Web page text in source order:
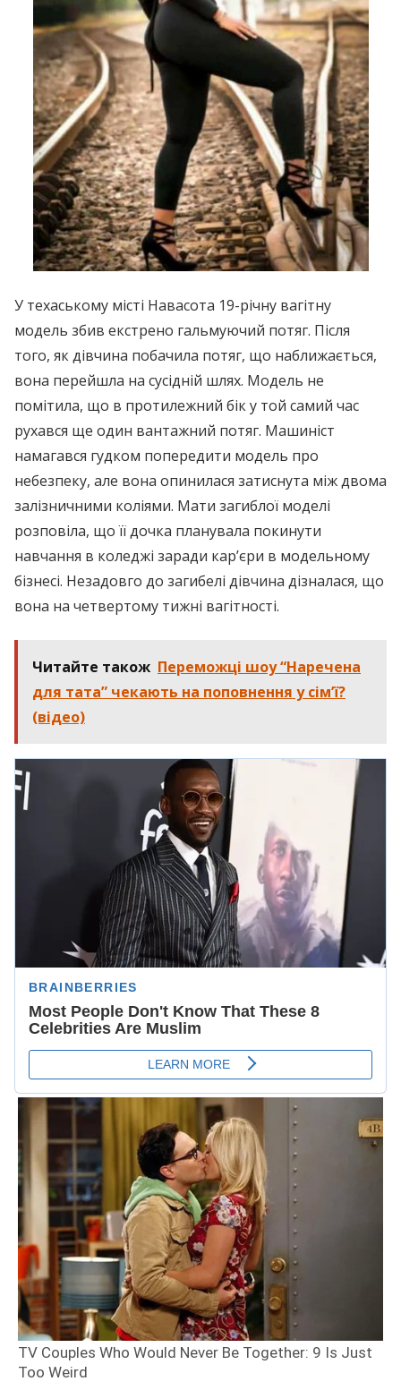
У техаському місті Навасота 19-річну вагітну
модель збив екстрено гальмуючий потяг. Після
того, як дівчина побачила потяг, що наближається,
вона перейшла на сусідній шлях. Модель не
помітила, що в протилежний бік у той самий час
рухався ще один вантажний потяг. Машиніст
намагався гудком попередити модель про
небезпеку, але вона опинилася затиснута між двома
залізничними коліями. Мати загиблої моделі
розповіла, що її дочка планувала покинути
навчання в коледжі заради кар’єри в модельному
бізнесі. Незадовго до загибелі дівчина дізналася, що
вона на четвертому тижні вагітності.
Читайте також Переможці шоу “Наречена
для тата” чекають на поповнення у сім’ї?
(відео)